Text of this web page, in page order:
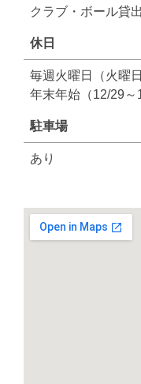
クラブ・ボール貸
休日
毎週火曜日（火曜
年末年始（12/29～
駐車場
あり